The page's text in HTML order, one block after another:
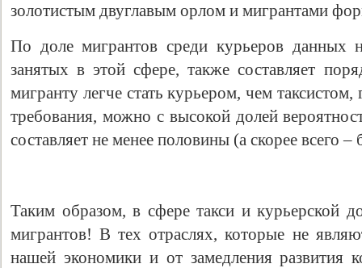
золотистым двуглавым орлом и мигрантами
По доле мигрантов среди курьеров данных
занятых в этой сфере, также составляет
мигранту легче стать курьером, чем
требования, можно с высокой долей
составляет не менее половины (а скорее всего
Таким образом, в сфере такси и курьерской
мигрантов! В тех отраслях, которые не
нашей экономики и от замедления развития